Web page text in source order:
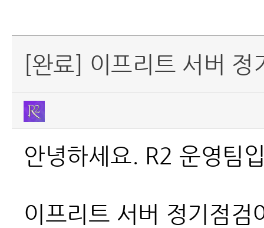
[완료] 이프리트 서버 정
안녕하세요. R2 운영팀
이프리트 서버 정기점